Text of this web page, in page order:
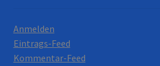
Anmelden
Eintrags-Feed
Kommentar-Feed